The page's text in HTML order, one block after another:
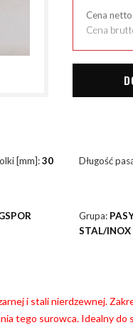
Cena
Cena
[mm]:30 Długość
Grupa:
STAL/INOX
i stali nierdzewnej.
tego surowca. Idealny do